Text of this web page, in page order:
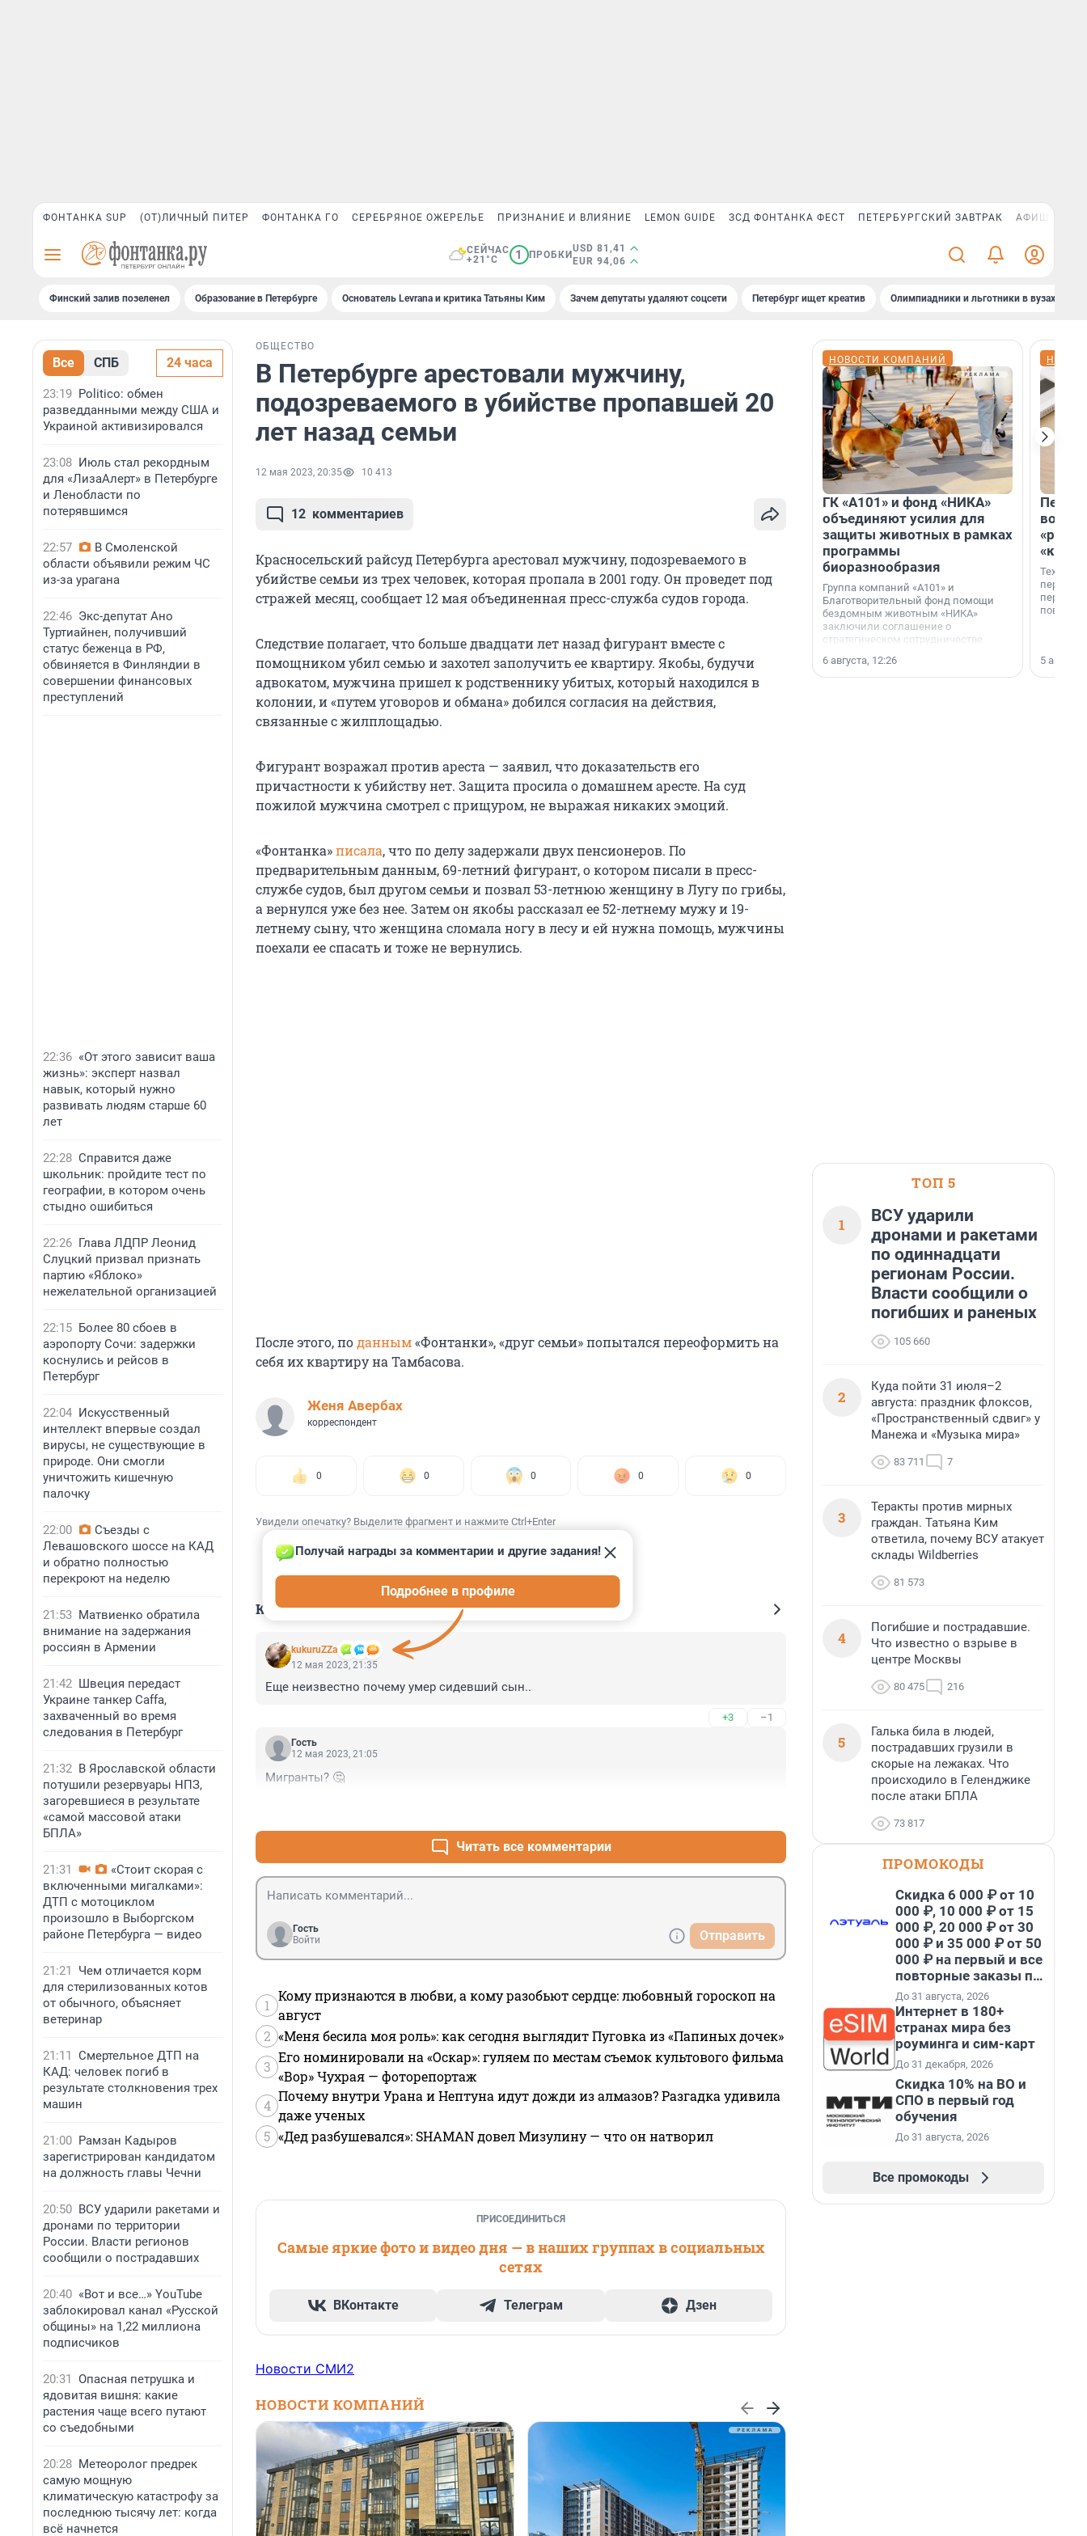
ФОНТАНКА SUP (ОТ)ЛИЧНЫЙ ПИТЕР ФОНТАНКА ГО СЕРЕБРЯНОЕ ОЖЕРЕЛЬЕ ПРИЗНАНИЕ И ВЛИЯНИЕ LEMON GUIDE ЗСД ФОНТАНКА ФЕСТ ПЕТЕРБУРГСКИЙ ЗАВТРАК АФИША PLUS
СЕЙЧАС
+21°C
1 ПРОБКИ
USD 81,41
EUR 94,06
Финский залив позеленел Образование в Петербурге Основатель Levrana и критика Татьяны Ким Зачем депутаты удаляют соцсети Петербург ищет креатив Олимпиадники и льготники в вузах СПб
Все СПБ 24 часа
23:19 Politico: обмен
разведданными между США и
Украиной активизировался
23:08 Июль стал рекордным
для «ЛизаАлерт» в Петербурге
и Ленобласти по
потерявшимся
22:57
В Смоленской
области объявили режим ЧС
из-за урагана
22:46 Экс-депутат Ано
Туртиайнен, получивший
статус беженца в РФ,
обвиняется в Финляндии в
совершении финансовых
преступлений
22:36 «От этого зависит ваша
жизнь»: эксперт назвал
навык, который нужно
развивать людям старше 60
лет
22:28 Справится даже
школьник: пройдите тест по
географии, в котором очень
стыдно ошибиться
22:26 Глава ЛДПР Леонид
Слуцкий призвал признать
партию «Яблоко»
нежелательной организацией
22:15 Более 80 сбоев в
аэропорту Сочи: задержки
коснулись и рейсов в
Петербург
22:04 Искусственный
интеллект впервые создал
вирусы, не существующие в
природе. Они смогли
уничтожить кишечную
палочку
22:00
Съезды с
Левашовского шоссе на КАД
и обратно полностью
перекроют на неделю
21:53 Матвиенко обратила
внимание на задержания
россиян в Армении
21:42 Швеция передаст
Украине танкер Caffa,
захваченный во время
следования в Петербург
21:32 В Ярославской области
потушили резервуары НПЗ,
загоревшиеся в результате
«самой массовой атаки
БПЛА»
21:31
«Стоит скорая с
включенными мигалками»:
ДТП с мотоциклом
произошло в Выборгском
районе Петербурга — видео
21:21
Чем отличается корм
для стерилизованных котов
от обычного, объясняет
ветеринар
21:11 Смертельное ДТП на
КАД: человек погиб в
результате столкновения трех
машин
21:00 Рамзан Кадыров
зарегистрирован кандидатом
на должность главы Чечни
20:50 ВСУ ударили ракетами и
дронами по территории
России. Власти регионов
сообщили о пострадавших
20:40 «Вот и все…» YouTube
заблокировал канал «Русской
общины» на 1,22 миллиона
подписчиков
20:31 Опасная петрушка и
ядовитая вишня: какие
растения чаще всего путают
со съедобными
20:28 Метеоролог предрек
самую мощную
климатическую катастрофу за
последнюю тысячу лет: когда
всё начнется
ОБЩЕСТВО
В Петербурге арестовали мужчину,
подозреваемого в убийстве пропавшей 20
лет назад семьи
12 мая 2023, 20:35 10 413
12 комментариев
Красносельский райсуд Петербурга арестовал мужчину, подозреваемого в
убийстве семьи из трех человек, которая пропала в 2001 году. Он проведет под
стражей месяц, сообщает 12 мая объединенная пресс-служба судов города.
Следствие полагает, что больше двадцати лет назад фигурант вместе с
помощником убил семью и захотел заполучить ее квартиру. Якобы, будучи
адвокатом, мужчина пришел к родственнику убитых, который находился в
колонии, и «путем уговоров и обмана» добился согласия на действия,
связанные с жилплощадью.
Фигурант возражал против ареста — заявил, что доказательств его
причастности к убийству нет. Защита просила о домашнем аресте. На суд
пожилой мужчина смотрел с прищуром, не выражая никаких эмоций.
«Фонтанка»писала, что по делу задержали двух пенсионеров. По
предварительным данным, 69-летний фигурант, о котором писали в пресс-
службе судов, был другом семьи и позвал 53-летнюю женщину в Лугу по грибы,
а вернулся уже без нее. Затем он якобы рассказал ее 52-летнему мужу и 19-
летнему сыну, что женщина сломала ногу в лесу и ей нужна помощь, мужчины
поехали ее спасать и тоже не вернулись.
После этого, поданным«Фонтанки», «друг семьи» попытался переоформить на
себя их квартиру на Тамбасова.
Женя Авербах
корреспондент
0 0 0 0 0
Увидели опечатку? Выделите фрагмент и нажмите Ctrl+Enter
КОММЕНТАРИИ 12
kukuruZZa
Получай награды за комментарии и другие задания!
Подробнее в профиле
12 мая 2023, 21:35
Еще неизвестно почему умер сидевший сын..
+3 –1
Гость
12 мая 2023, 21:05
Мигранты? 🤔
Читать все комментарии
Гость
Войти
Отправить
1
Кому признаются в любви, а кому разобьют сердце: любовный гороскоп на
август
2 «Меня бесила моя роль»: как сегодня выглядит Пуговка из «Папиных дочек»
3
Его номинировали на «Оскар»: гуляем по местам съемок культового фильма
«Вор» Чухрая — фоторепортаж
4
Почему внутри Урана и Нептуна идут дожди из алмазов? Разгадка удивила
даже ученых
5 «Дед разбушевался»: SHAMAN довел Мизулину — что он натворил
ПРИСОЕДИНИТЬСЯ
Самые яркие фото и видео дня — в наших группах в социальных
сетях
ВКонтакте Телеграм Дзен
Новости СМИ2
НОВОСТИ КОМПАНИЙ
НОВОСТИ КОМПАНИЙ
ГК «А101» и фонд «НИКА»
объединяют усилия для
защиты животных в рамках
программы
биоразнообразия
Группа компаний «А101» и
Благотворительный фонд помощи
бездомным животным «НИКА»
заключили соглашение о
стратегическом сотрудничестве.
6 августа, 12:26
5
ТОП 5
1
ВСУ ударили
дронами и ракетами
по одиннадцати
регионам России.
Власти сообщили о
погибших и раненых
105 660
2
Куда пойти 31 июля–2
августа: праздник флоксов,
«Пространственный сдвиг» у
Манежа и «Музыка мира»
83 711 7
3
Теракты против мирных
граждан. Татьяна Ким
ответила, почему ВСУ атакует
склады Wildberries
81 573
4
Погибшие и пострадавшие.
Что известно о взрыве в
центре Москвы
80 475 216
5
Галька била в людей,
пострадавших грузили в
скорые на лежаках. Что
происходило в Геленджике
после атаки БПЛА
73 817
ПРОМОКОДЫ
Скидка 6 000 ₽ от 10
000 ₽, 10 000 ₽ от 15
000 ₽, 20 000 ₽ от 30
000 ₽ и 35 000 ₽ от 50
000 ₽ на первый и все
повторные заказы по
промокоду НАБЕРИ
До 31 августа, 2026
Интернет в 180+
странах мира без
роуминга и сим-карт
До 31 декабря, 2026
Скидка 10% на ВО и
СПО в первый год
обучения
До 31 августа, 2026
Все промокоды